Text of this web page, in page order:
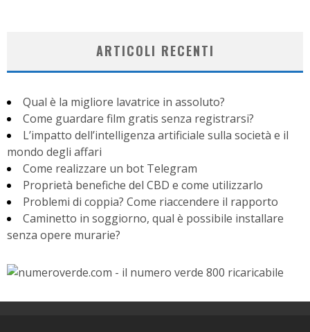
ARTICOLI RECENTI
Qual è la migliore lavatrice in assoluto?
Come guardare film gratis senza registrarsi?
L’impatto dell’intelligenza artificiale sulla società e il
mondo degli affari
Come realizzare un bot Telegram
Proprietà benefiche del CBD e come utilizzarlo
Problemi di coppia? Come riaccendere il rapporto
Caminetto in soggiorno, qual è possibile installare
senza opere murarie?